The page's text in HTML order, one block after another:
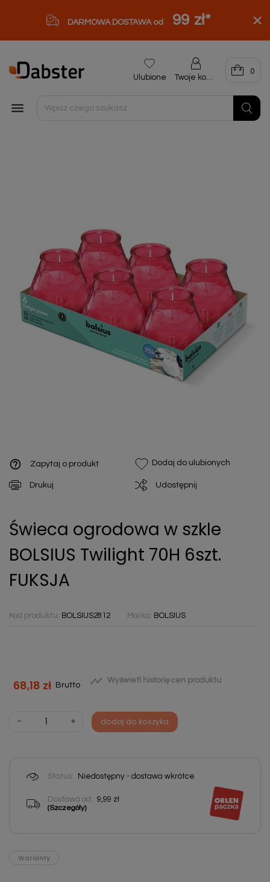
DARMOWA DOSTAWA od 99 zł*

Ulubione Twoje konto
0
help_outline Zapytaj o produkt Dodaj do ulubionych
Drukuj Udostępnij
Świeca ogrodowa w szkle
BOLSIUS Twilight 70H 6szt.
FUKSJA
Kod produktu: BOLSIUS2812 Marka: BOLSIUS
68,18 zł Brutto  Wyświetl historię cen produktu
- + dodaj do koszyka
Status: Niedostępny - dostawa wkrótce
Dostawa od: 9,99 zł
(Szczegóły)
Warianty